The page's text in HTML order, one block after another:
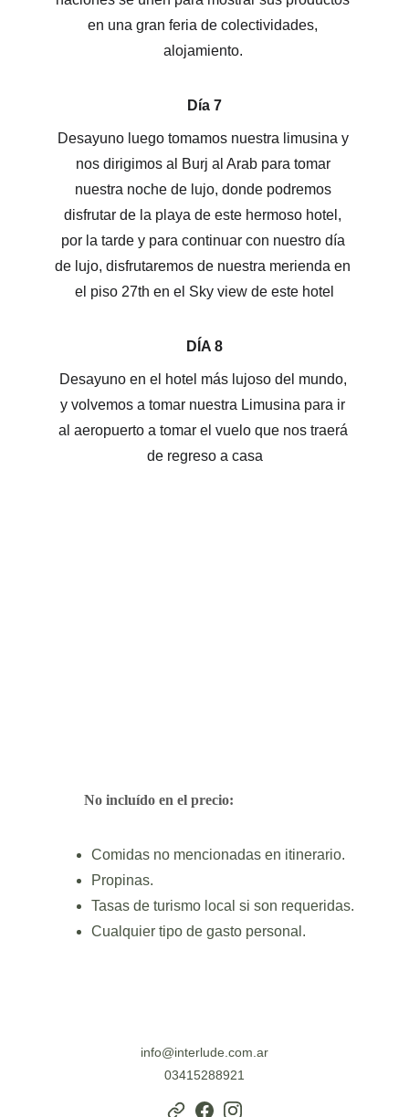
        No incluído en el precio:
Comidas no mencionadas en itinerario.
Propinas.
Tasas de turismo local si son requeridas.
Cualquier tipo de gasto personal.
en una gran feria de colectividades,
alojamiento.
Día 7
Desayuno luego tomamos nuestra limusina y
nos dirigimos al Burj al Arab para tomar
nuestra noche de lujo, donde podremos
disfrutar de la playa de este hermoso hotel,
por la tarde y para continuar con nuestro día
de lujo, disfrutaremos de nuestra merienda en
el piso 27th en el Sky view de este hotel
DÍA 8
Desayuno en el hotel más lujoso del mundo,
y volvemos a tomar nuestra Limusina para ir
al aeropuerto a tomar el vuelo que nos traerá
de regreso a casa
info@interlude.com.ar
03415288921